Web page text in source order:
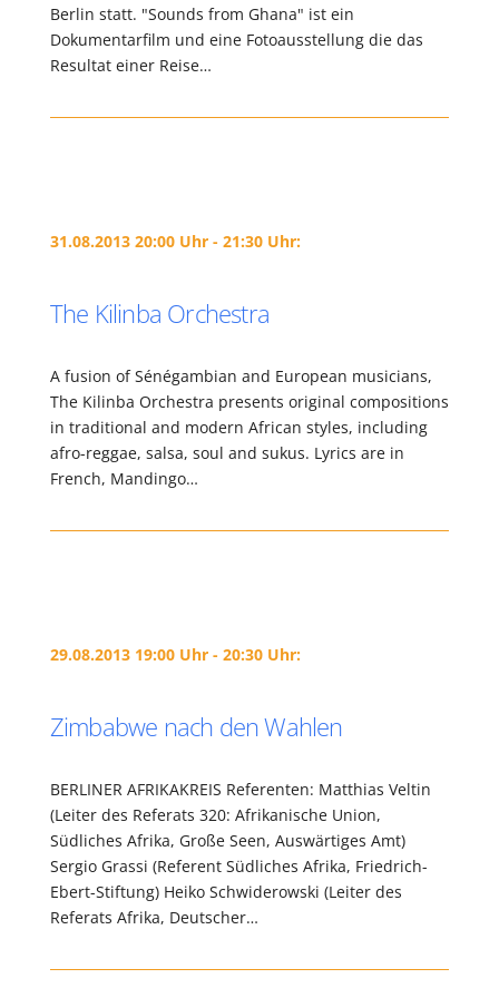
Berlin statt. "Sounds from Ghana" ist ein
Dokumentarfilm und eine Fotoausstellung die das
Resultat einer Reise…
31.08.2013 20:00 Uhr - 21:30 Uhr:
The Kilinba Orchestra
A fusion of Sénégambian and European musicians,
The Kilinba Orchestra presents original compositions
in traditional and modern African styles, including
afro-reggae, salsa, soul and sukus. Lyrics are in
French, Mandingo…
29.08.2013 19:00 Uhr - 20:30 Uhr:
Zimbabwe nach den Wahlen
BERLINER AFRIKAKREIS Referenten: Matthias Veltin
(Leiter des Referats 320: Afrikanische Union,
Südliches Afrika, Große Seen, Auswärtiges Amt)
Sergio Grassi (Referent Südliches Afrika, Friedrich-
Ebert-Stiftung) Heiko Schwiderowski (Leiter des
Referats Afrika, Deutscher…